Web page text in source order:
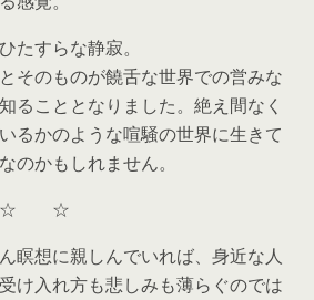
たすらな静寂。
そのものが饒舌な世界での営みな
ることとなりました。絶え間なく
るかのような喧騒の世界に生きて
のかもしれません。
☆
瞑想に親しんでいれば、身近な人
け入れ方も悲しみも薄らぐのでは